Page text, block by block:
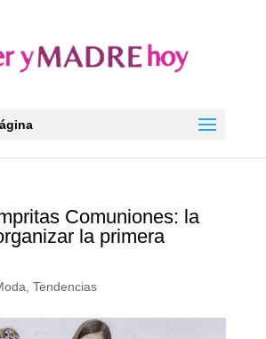
Comuniones: la
la primera
Tendencias